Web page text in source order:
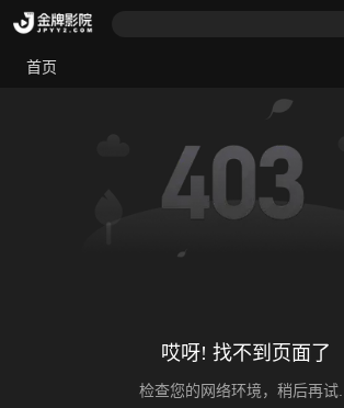
首页
哎呀! 找不到页面了
检查您的网络环境，稍后再试...